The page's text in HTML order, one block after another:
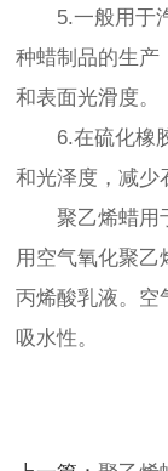
5.一般用于
种蜡制品的生产
和表面光滑度。
6.在硫化橡
和光泽度，减少
聚乙烯蜡用
用空气氧化聚乙
丙烯酸乳液。空
吸水性。